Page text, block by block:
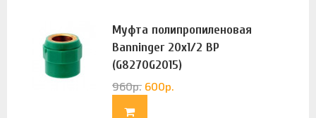
Муфта полипропиленовая
Banninger 20х1/2 ВР
(G8270G2015)
960р. 600р.